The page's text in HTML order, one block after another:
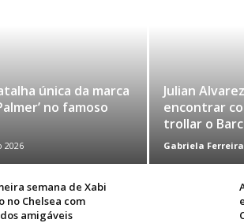
única da marca
no famoso
2026
Julian
encontrar
trollar o
Gabriela Ferreira
semana de Xabi
no Chelsea com
amigáveis